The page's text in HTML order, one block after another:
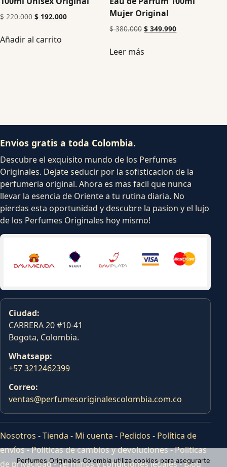
$220.000 $ 192.000
Añadir al carrito
Mujer Original
$380.000 $ 349.990
Leer más
Envios gratis a toda Colombia.
Descubre el exquisito mundo de los Perfumes
Originales. Dejate seducir por la sofisticacion de la
perfumeria original. Ahora es mas facil que nunca
llevar la esencia de Oriente a tu rutina diaria. No
pierdas esta oportunidad y descubre la pasion y el lujo
de los Perfumes Originales hoy mismo!
Ciudad:
CARRERA 20 #10-41
Bogota, Colombia.
Whatsapp:
+57 3212462399
Correo:
ventas@perfumesoriginalescolombia.com.co
Nosotros -Tienda - Mi cuenta - Pedidos - Política de
envíos-Politicas de cambios y devoluciones-Politicas
de privacidad-Terminos y condiciones legales-Blog
Perfumes Originales Colombia utiliza cookies para asegurarte